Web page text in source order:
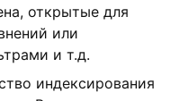
открытые для
или
и т.д.
индексирования